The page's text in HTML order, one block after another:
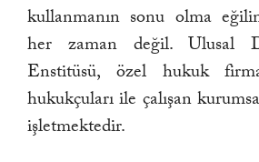
kullanmanın sonu olma
her zaman değil. Ulusal
Enstitüsü, özel hukuk
hukukçuları ile çalışan
işletmektedir.